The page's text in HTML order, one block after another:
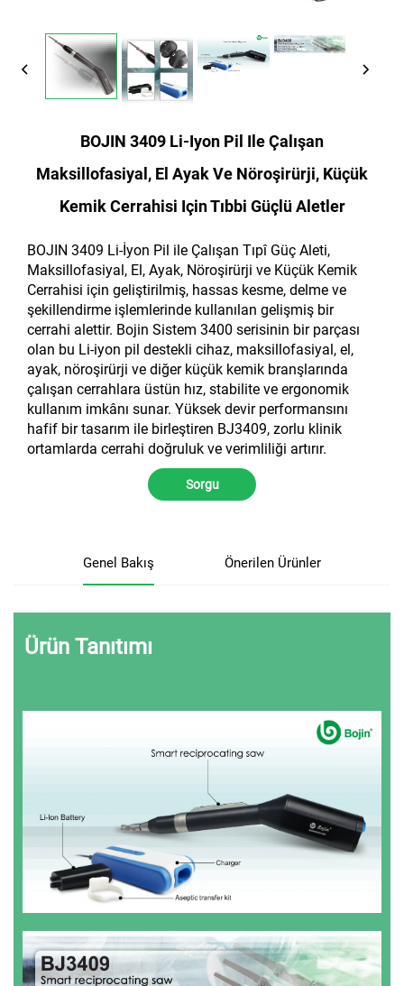
BOJIN 3409 Li-Iyon Pil Ile Çalışan
Maksillofasiyal, El Ayak Ve Nöroşirürji, Küçük
Kemik Cerrahisi Için Tıbbi Güçlü Aletler
BOJIN 3409 Li-İyon Pil ile Çalışan Tıpî Güç Aleti,
Maksillofasiyal, El, Ayak, Nöroşirürji ve Küçük Kemik
Cerrahisi için geliştirilmiş, hassas kesme, delme ve
şekillendirme işlemlerinde kullanılan gelişmiş bir
cerrahi alettir. Bojin Sistem 3400 serisinin bir parçası
olan bu Li-iyon pil destekli cihaz, maksillofasiyal, el,
ayak, nöroşirürji ve diğer küçük kemik branşlarında
çalışan cerrahlara üstün hız, stabilite ve ergonomik
kullanım imkânı sunar. Yüksek devir performansını
hafif bir tasarım ile birleştiren BJ3409, zorlu klinik
ortamlarda cerrahi doğruluk ve verimliliği artırır.
Sorgu
Genel Bakış Önerilen Ürünler
Ürün Tanıtımı